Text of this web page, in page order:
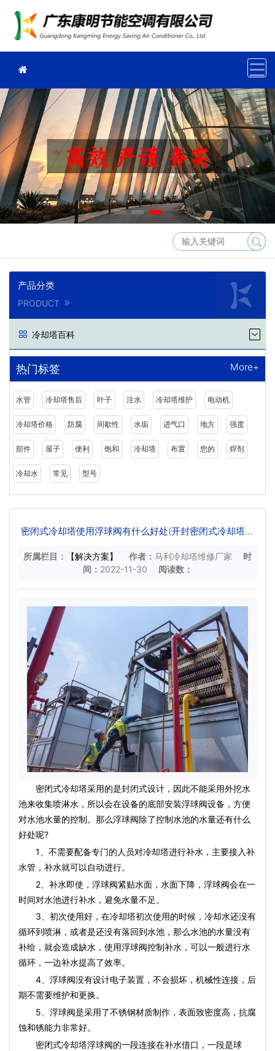
产品分类
PRODUCT
冷却塔百科
热门标签 More+
水管 冷却塔售后 叶子 注水 冷却塔维护 电动机
冷却塔价格 防腐 间歇性 水垢 进气口 地方 强度
部件 屋子 便利 饱和 冷却塔 布置 您的 焊剂
冷却水 常见 型号
密闭式冷却塔使用浮球阀有什么好处(开封密闭式冷却塔选
所属栏目： 【解决方案】 作者： 马利冷却塔维修厂家
时
间： 2022-11-30 阅读数：
密闭式冷却塔采用的是封闭式设计，因此不能采用外挖水
池来收集喷淋水，所以会在设备的底部安装浮球阀设备，方便
对水池水量的控制。那么浮球阀除了控制水池的水量还有什么
好处呢?
1、不需要配备专门的人员对冷却塔进行补水，主要接入补
水管，补水就可以自动进行。
2、补水即使，浮球阀紧贴水面，水面下降，浮球阀会在一
时间对水池进行补水，避免水量不足。
3、初次使用好，在冷却塔初次使用的时候，冷却水还没有
循环到喷淋，或者是还没有落回到水池，那么水池的水量没有
补给，就会造成缺水，使用浮球阀控制补水，可以一般进行水
循环，一边补水提高了效率。
4、浮球阀没有设计电子装置，不会损坏，机械性连接，后
期不需要维护和更换。
5、浮球阀是采用了不锈钢材质制作，表面致密度高，抗腐
蚀和锈能力非常好。
密闭式冷却塔浮球阀的一段连接在补水借口，一段是球